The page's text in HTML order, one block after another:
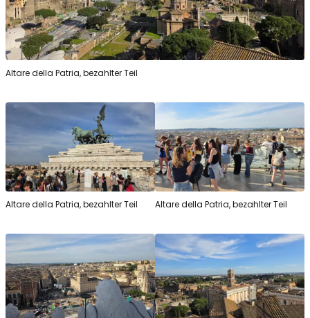
Altare della Patria, bezahlter Teil
Altare della Patria, bezahlter Teil Altare della Patria, bezahlter Teil